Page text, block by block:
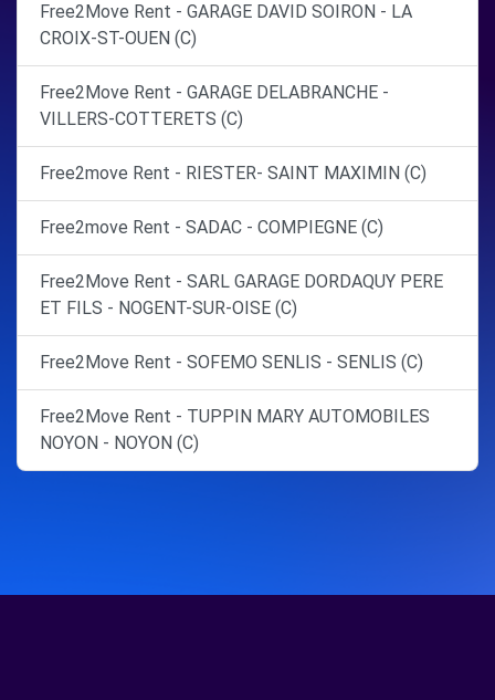
Free2Move Rent - GARAGE DAVID SOIRON - LA
CROIX-ST-OUEN (C)
Free2Move Rent - GARAGE DELABRANCHE -
VILLERS-COTTERETS (C)
Free2move Rent - RIESTER- SAINT MAXIMIN (C)
Free2move Rent - SADAC - COMPIEGNE (C)
Free2Move Rent - SARL GARAGE DORDAQUY PERE
ET FILS - NOGENT-SUR-OISE (C)
Free2Move Rent - SOFEMO SENLIS - SENLIS (C)
Free2Move Rent - TUPPIN MARY AUTOMOBILES
NOYON - NOYON (C)